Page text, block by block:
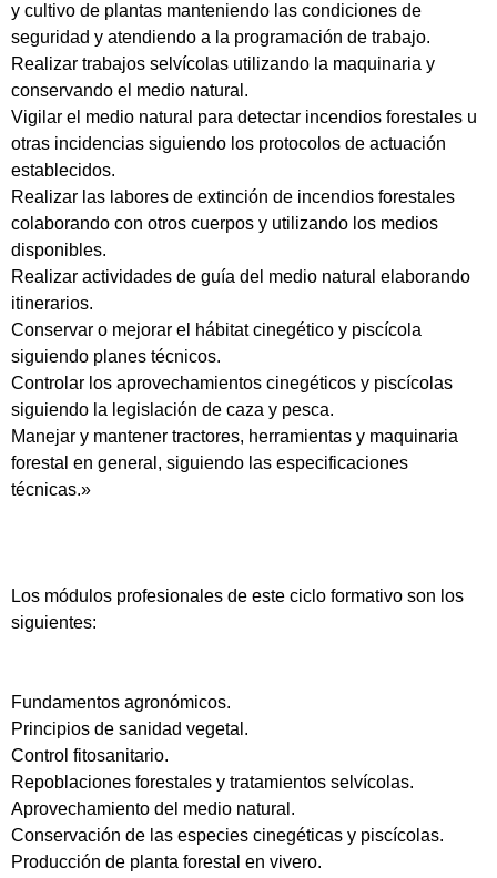
y cultivo de plantas manteniendo las condiciones de
seguridad y atendiendo a la programación de trabajo.
Realizar trabajos selvícolas utilizando la maquinaria y
conservando el medio natural.
Vigilar el medio natural para detectar incendios forestales u
otras incidencias siguiendo los protocolos de actuación
establecidos.
Realizar las labores de extinción de incendios forestales
colaborando con otros cuerpos y utilizando los medios
disponibles.
Realizar actividades de guía del medio natural elaborando
itinerarios.
Conservar o mejorar el hábitat cinegético y piscícola
siguiendo planes técnicos.
Controlar los aprovechamientos cinegéticos y piscícolas
siguiendo la legislación de caza y pesca.
Manejar y mantener tractores, herramientas y maquinaria
forestal en general, siguiendo las especificaciones
técnicas.»
Los módulos profesionales de este ciclo formativo son los
siguientes:
Fundamentos agronómicos.
Principios de sanidad vegetal.
Control fitosanitario.
Repoblaciones forestales y tratamientos selvícolas.
Aprovechamiento del medio natural.
Conservación de las especies cinegéticas y piscícolas.
Producción de planta forestal en vivero.